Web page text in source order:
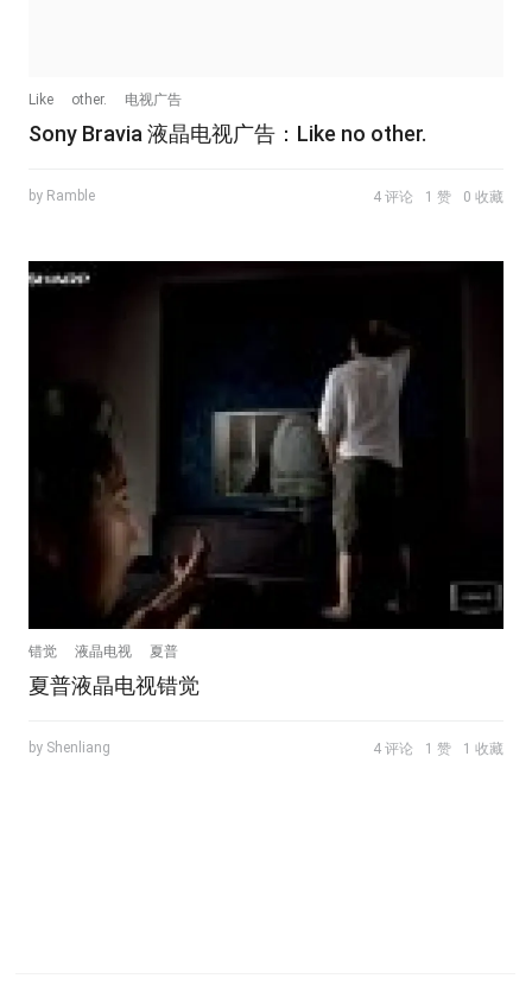
Like other. 电视广告
Sony Bravia 液晶电视广告：Like no other.
by Ramble 4 评论 1 赞 0 收藏
错觉 液晶电视 夏普
夏普液晶电视错觉
by Shenliang 4 评论 1 赞 1 收藏